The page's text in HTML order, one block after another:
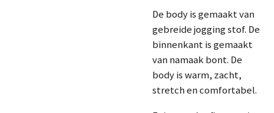
De body is gemaakt van
gebreide jogging stof. De
binnenkant is gemaakt
van namaak bont. De
body is warm, zacht,
stretch en comfortabel.